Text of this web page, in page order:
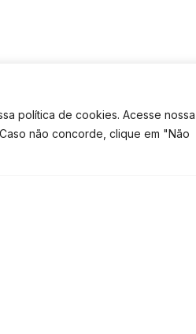
política de cookies. Acesse nossa
não concorde, clique em "Não